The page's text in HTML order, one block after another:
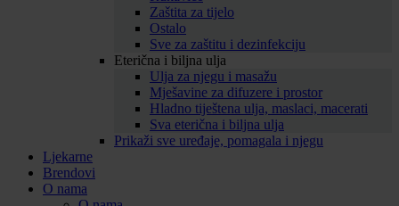
Zaštita za tijelo
Ostalo
Sve za zaštitu i dezinfekciju
Eterična i biljna ulja
Ulja za njegu i masažu
Mješavine za difuzere i prostor
Hladno tiještena ulja, maslaci, macerati
Sva eterična i biljna ulja
Prikaži sve uređaje, pomagala i njegu
Ljekarne
Brendovi
O nama